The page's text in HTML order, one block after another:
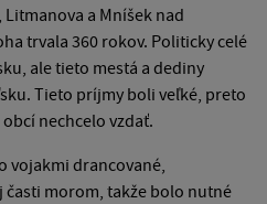
a Mníšek nad
trvala 360 rokov. Politicky celé
ale tieto mestá a dediny
Tieto príjmy boli veľké, preto
nechcelo vzdať.
vojakmi drancované,
časti morom, takže bolo nutné